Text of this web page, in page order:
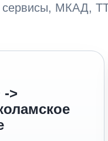
сервисы, МКАД,
>